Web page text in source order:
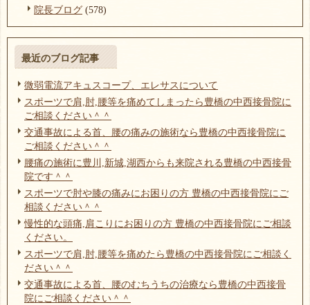
院長ブログ (578)
最近のブログ記事
微弱電流アキュスコープ、エレサスについて
スポーツで肩,肘,腰等を痛めてしまったら豊橋の中西接骨院に
ご相談ください＾＾
交通事故による首、腰の痛みの施術なら豊橋の中西接骨院に
ご相談ください＾＾
腰痛の施術に豊川,新城,湖西からも来院される豊橋の中西接骨
院です＾＾
スポーツで肘や膝の痛みにお困りの方 豊橋の中西接骨院にご
相談ください＾＾
慢性的な頭痛,肩こりにお困りの方 豊橋の中西接骨院にご相談
ください。
スポーツで肩,肘,腰等を痛めたら豊橋の中西接骨院にご相談く
ださい＾＾
交通事故による首、腰のむちうちの治療なら豊橋の中西接骨
院にご相談ください＾＾